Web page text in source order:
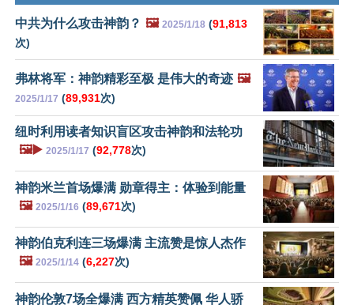
中共为什么攻击神韵？ 🖼️ 2025/1/18 (91,813
次)
弗林将军：神韵精彩至极 是伟大的奇迹 🖼️
2025/1/17 (89,931次)
纽时利用读者知识盲区攻击神韵和法轮功
🖼️▶️ 2025/1/17 (92,778次)
神韵米兰首场爆满 勋章得主：体验到能量
🖼️ 2025/1/16 (89,671次)
神韵伯克利连三场爆满 主流赞是惊人杰作
🖼️ 2025/1/14 (6,227次)
神韵伦敦7场全爆满 西方精英赞佩 华人骄